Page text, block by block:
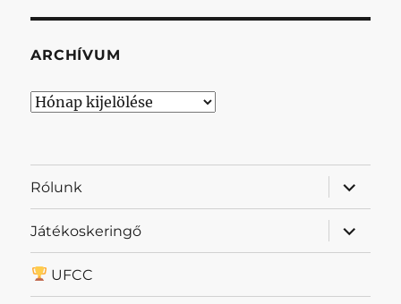
ARCHÍVUM
Archívum
Rólunk
almenü
Játékoskeringő
almenü
UFCC